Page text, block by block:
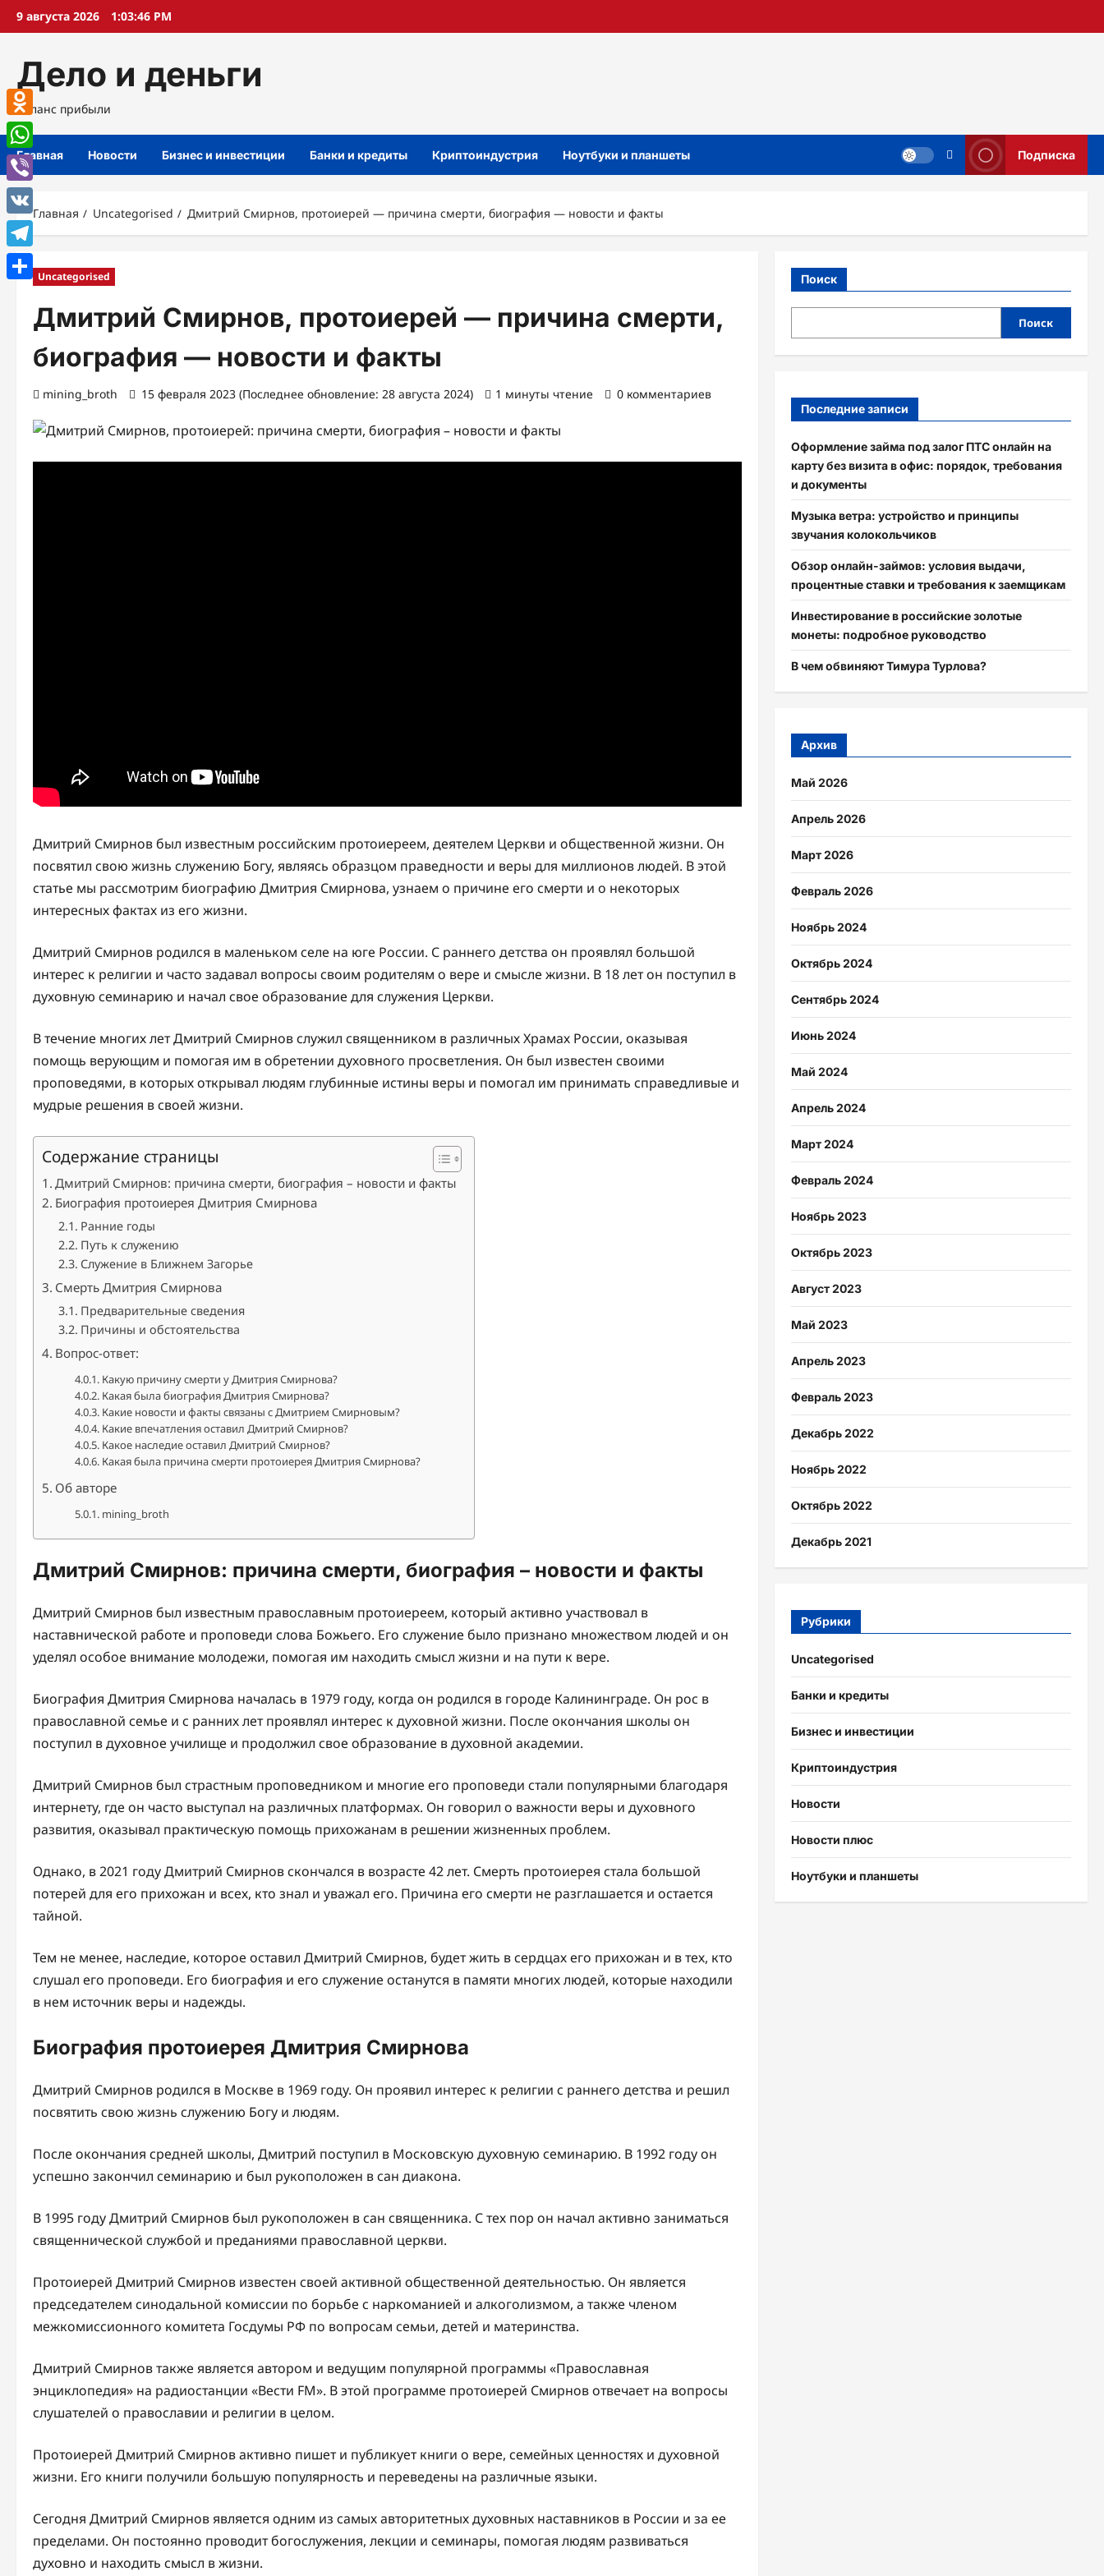
Перейти
9 августа 2026 1:03:47 PM
Дело и деньги
Баланс прибыли
Главная Новости Бизнес и инвестиции Банки и кредиты Криптоиндустрия Ноутбуки и планшеты Подписка
Главная Uncategorised Дмитрий Смирнов, протоиерей — причина смерти, биография — новости и факты
Uncategorised
Дмитрий Смирнов, протоиерей — причина смерти,
биография — новости и факты
mining_broth 15 февраля 2023 (Последнее обновление: 28 августа 2024) 1 минуты чтение 0 комментариев
Дмитрий Смирнов был известным российским протоиереем, деятелем Церкви и общественной жизни. Он
посвятил свою жизнь служению Богу, являясь образцом праведности и веры для миллионов людей. В этой
статье мы рассмотрим биографию Дмитрия Смирнова, узнаем о причине его смерти и о некоторых
интересных фактах из его жизни.
Дмитрий Смирнов родился в маленьком селе на юге России. С раннего детства он проявлял большой
интерес к религии и часто задавал вопросы своим родителям о вере и смысле жизни. В 18 лет он поступил в
духовную семинарию и начал свое образование для служения Церкви.
В течение многих лет Дмитрий Смирнов служил священником в различных Храмах России, оказывая
помощь верующим и помогая им в обретении духовного просветления. Он был известен своими
проповедями, в которых открывал людям глубинные истины веры и помогал им принимать справедливые и
мудрые решения в своей жизни.
Содержание страницы
Дмитрий Смирнов: причина смерти, биография – новости и факты
Биография протоиерея Дмитрия Смирнова
Ранние годы
Путь к служению
Служение в Ближнем Загорье
Смерть Дмитрия Смирнова
Предварительные сведения
Причины и обстоятельства
Вопрос-ответ:
Какую причину смерти у Дмитрия Смирнова?
Какая была биография Дмитрия Смирнова?
Какие новости и факты связаны с Дмитрием Смирновым?
Какие впечатления оставил Дмитрий Смирнов?
Какое наследие оставил Дмитрий Смирнов?
Какая была причина смерти протоиерея Дмитрия Смирнова?
Об авторе
mining_broth
Дмитрий Смирнов: причина смерти, биография – новости и факты
Дмитрий Смирнов был известным православным протоиереем, который активно участвовал в
наставнической работе и проповеди слова Божьего. Его служение было признано множеством людей и он
уделял особое внимание молодежи, помогая им находить смысл жизни и на пути к вере.
Биография Дмитрия Смирнова началась в 1979 году, когда он родился в городе Калининграде. Он рос в
православной семье и с ранних лет проявлял интерес к духовной жизни. После окончания школы он
поступил в духовное училище и продолжил свое образование в духовной академии.
Дмитрий Смирнов был страстным проповедником и многие его проповеди стали популярными благодаря
интернету, где он часто выступал на различных платформах. Он говорил о важности веры и духовного
развития, оказывал практическую помощь прихожанам в решении жизненных проблем.
Однако, в 2021 году Дмитрий Смирнов скончался в возрасте 42 лет. Смерть протоиерея стала большой
потерей для его прихожан и всех, кто знал и уважал его. Причина его смерти не разглашается и остается
тайной.
Тем не менее, наследие, которое оставил Дмитрий Смирнов, будет жить в сердцах его прихожан и в тех, кто
слушал его проповеди. Его биография и его служение останутся в памяти многих людей, которые находили
в нем источник веры и надежды.
Биография протоиерея Дмитрия Смирнова
Дмитрий Смирнов родился в Москве в 1969 году. Он проявил интерес к религии с раннего детства и решил
посвятить свою жизнь служению Богу и людям.
После окончания средней школы, Дмитрий поступил в Московскую духовную семинарию. В 1992 году он
успешно закончил семинарию и был рукоположен в сан диакона.
В 1995 году Дмитрий Смирнов был рукоположен в сан священника. С тех пор он начал активно заниматься
священнической службой и преданиями православной церкви.
Протоиерей Дмитрий Смирнов известен своей активной общественной деятельностью. Он является
председателем синодальной комиссии по борьбе с наркоманией и алкоголизмом, а также членом
межкомиссионного комитета Госдумы РФ по вопросам семьи, детей и материнства.
Дмитрий Смирнов также является автором и ведущим популярной программы «Православная
энциклопедия» на радиостанции «Вести FM». В этой программе протоиерей Смирнов отвечает на вопросы
слушателей о православии и религии в целом.
Протоиерей Дмитрий Смирнов активно пишет и публикует книги о вере, семейных ценностях и духовной
жизни. Его книги получили большую популярность и переведены на различные языки.
Сегодня Дмитрий Смирнов является одним из самых авторитетных духовных наставников в России и за ее
пределами. Он постоянно проводит богослужения, лекции и семинары, помогая людям развиваться
духовно и находить смысл в жизни.
Поиск
Поиск
Последние записи
Оформление займа под залог ПТС онлайн на
карту без визита в офис: порядок, требования
и документы
Музыка ветра: устройство и принципы
звучания колокольчиков
Обзор онлайн-займов: условия выдачи,
процентные ставки и требования к заемщикам
Инвестирование в российские золотые
монеты: подробное руководство
В чем обвиняют Тимура Турлова?
Архив
Май 2026
Апрель 2026
Март 2026
Февраль 2026
Ноябрь 2024
Октябрь 2024
Сентябрь 2024
Июнь 2024
Май 2024
Апрель 2024
Март 2024
Февраль 2024
Ноябрь 2023
Октябрь 2023
Август 2023
Май 2023
Апрель 2023
Февраль 2023
Декабрь 2022
Ноябрь 2022
Октябрь 2022
Декабрь 2021
Рубрики
Uncategorised
Банки и кредиты
Бизнес и инвестиции
Криптоиндустрия
Новости
Новости плюс
Ноутбуки и планшеты
Odnoklassniki
WhatsApp
Viber
VK
Telegram